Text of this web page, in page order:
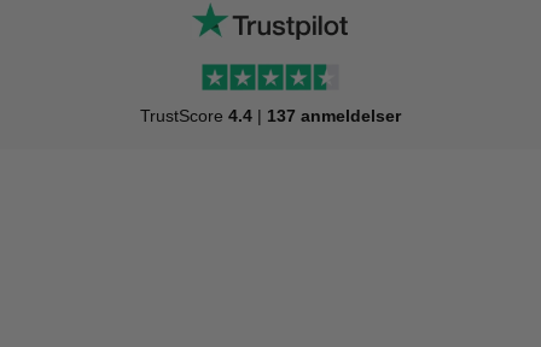
TrustScore 4.4 | 137 anmeldelser